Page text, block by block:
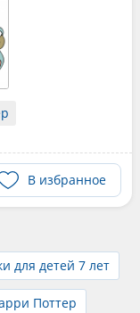
В избранное
для детей 7 лет
Поттер